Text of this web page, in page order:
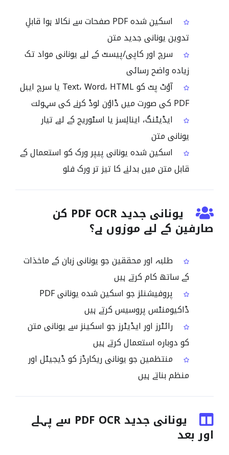
اسکین شدہ PDF صفحات سے نکالا ہوا قابلِ
تدوین یونانی جدید متن
سرچ اور کاپی/پیسٹ کے لیے یونانی مواد تک
زیادہ واضح رسائی
آؤٹ پٹ کو Text، Word، HTML یا سرچ ایبل
PDF کی صورت میں ڈاؤن لوڈ کرنے کی سہولت
ایڈیٹنگ، اینالِسز یا اسٹوریج کے لیے تیار
یونانی متن
اسکین شدہ یونانی پیپر ورک کو استعمال کے
قابل متن میں بدلنے کا تیز تر ورک فلو
یونانی جدید PDF OCR کن
صارفین کے لیے موزوں ہے؟
طلبہ اور محققین جو یونانی زبان کے ماخذات
کے ساتھ کام کرتے ہیں
پروفیشنلز جو اسکین شدہ یونانی PDF
ڈاکیومنٹس پروسیس کرتے ہیں
رائٹرز اور ایڈیٹرز جو اسکینز سے یونانی متن
کو دوبارہ استعمال کرتے ہیں
منتظمین جو یونانی ریکارڈز کو ڈیجیٹل اور
منظم بناتے ہیں
یونانی جدید PDF OCR سے پہلے
اور بعد